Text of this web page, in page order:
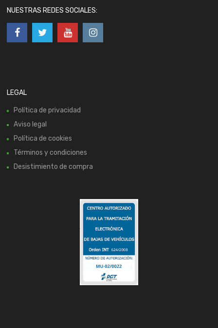
NUESTRAS REDES SOCIALES:
LEGAL
Política de privacidad
Aviso legal
Política de cookies
Términos y condiciones
Desistimiento de compra